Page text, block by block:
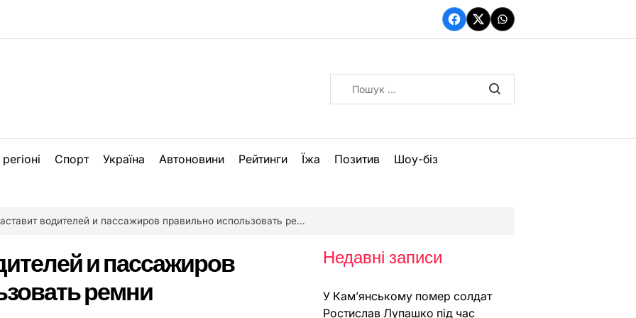
Facebook
TwitterWhatsApp
Спорт Україна Автоновини Рейтинги Їжа Позитив Шоу-біз
водителей и пассажиров правильно использовать ремни безопасности
и пассажиров
ремни
Недавні записи
У Кам’янському помер солдат
Ростислав Лупашко під час